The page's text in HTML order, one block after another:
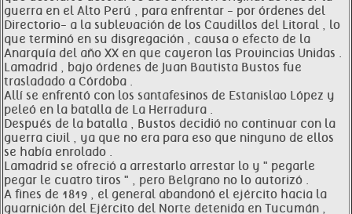
guerra en el Alto Perú , para enfrentar - por órdenes del
Directorio- a la sublevación de los Caudillos del Litoral , lo
que terminó en su disgregación , causa o efecto de la
Anarquía del año XX en que cayeron las Provincias Unidas .
Lamadrid , bajo órdenes de Juan Bautista Bustos fue
trasladado a Córdoba .
Allí se enfrentó con los santafesinos de Estanislao López y
peleó en la batalla de La Herradura .
Después de la batalla , Bustos decidió no continuar con la
guerra civil , ya que no era para eso que ninguno de ellos
se había enrolado .
Lamadrid se ofreció a arrestarlo arrestar lo y " pegarle
pegar le cuatro tiros " , pero Belgrano no lo autorizó .
A fines de 1819 , el general abandonó el ejército hacia la
guarnición del Ejército del Norte detenida en Tucumán ,